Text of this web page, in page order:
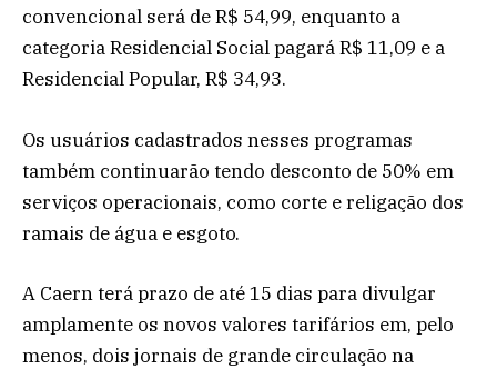
convencional será de R$ 54,99, enquanto a
categoria Residencial Social pagará R$ 11,09 e a
Residencial Popular, R$ 34,93.
Os usuários cadastrados nesses programas
também continuarão tendo desconto de 50% em
serviços operacionais, como corte e religação dos
ramais de água e esgoto.
A Caern terá prazo de até 15 dias para divulgar
amplamente os novos valores tarifários em, pelo
menos, dois jornais de grande circulação na